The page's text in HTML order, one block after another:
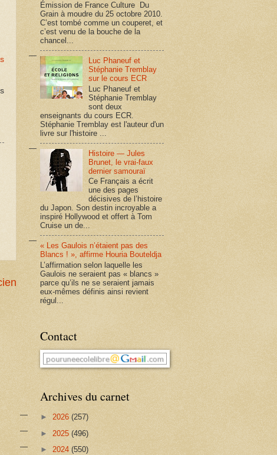
Émission de France Culture Du
Grain à moudre du 25 octobre 2010.
C’est tombé comme un couperet, et
c’est venu de la bouche de la
chancel...
Luc Phaneuf et
Stéphanie Tremblay
sur le cours ECR
Luc Phaneuf et
Stéphanie Tremblay
sont deux
enseignants du cours ECR.
Stéphanie Tremblay est l'auteur d'un
livre sur l'histoire ...
Histoire — Jules
Brunet, le vrai-faux
dernier samouraï
Ce Français a écrit
une des pages
décisives de l’histoire
du Japon. Son destin incroyable a
inspiré Hollywood et offert à Tom
Cruise un de...
« Les Gaulois n’étaient pas des
Blancs ! », affirme Houria Bouteldja
L’affirmation selon laquelle les
Gaulois ne seraient pas « blancs »
parce qu’ils ne se seraient jamais
eux-mêmes définis ainsi revient
régul...
Contact
Archives du carnet
► 2026 (257)
► 2025 (496)
► 2024 (550)